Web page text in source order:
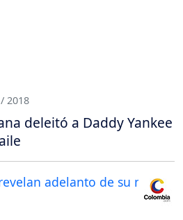
2018
deleitó a Daddy Yankee